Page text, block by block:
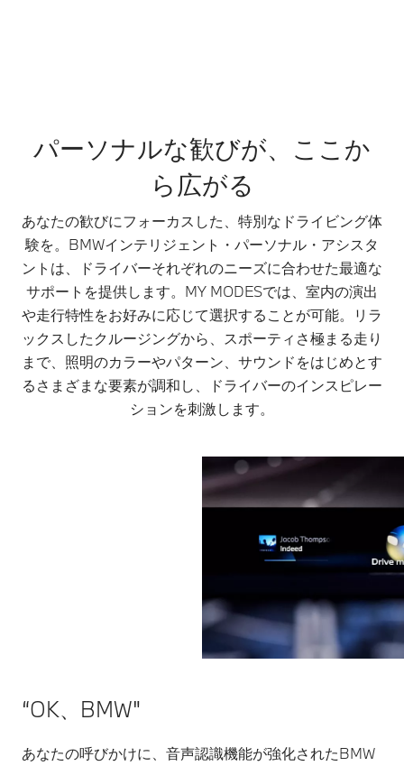
パーソナルな歓びが、ここか
ら広がる
あなたの歓びにフォーカスした、特別なドライビング体
験を。BMWインテリジェント・パーソナル・アシスタ
ントは、ドライバーそれぞれのニーズに合わせた最適な
サポートを提供します。MY MODESでは、室内の演出
や走行特性をお好みに応じて選択することが可能。リラ
ックスしたクルージングから、スポーティさ極まる走り
まで、照明のカラーやパターン、サウンドをはじめとす
るさまざまな要素が調和し、ドライバーのインスピレー
ションを刺激します。
“OK、BMW"
あなたの呼びかけに、音声認識機能が強化されたBMW